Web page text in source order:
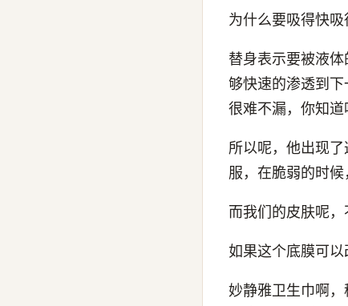
为什么要吸得快吸
替身表示要被液
够快速的渗透到
很难不漏，你知道
所以呢，他出现
服，在脆弱的时候
而我们的皮肤呢
如果这个底膜可以
妙静雅卫生巾啊